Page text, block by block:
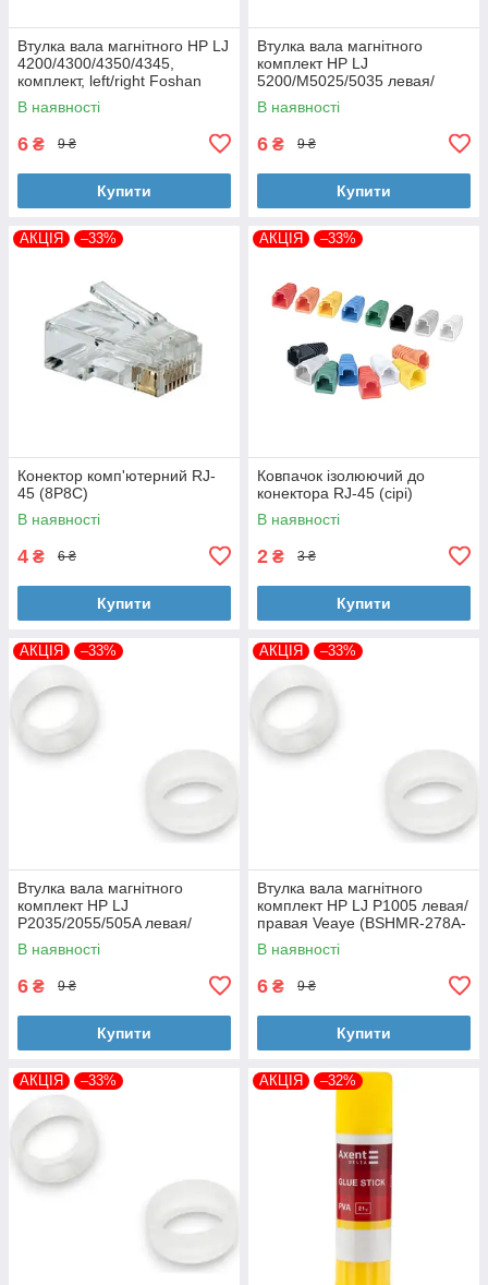
Втулка вала магнітного HP LJ
4200/4300/4350/4345,
комплект, left/right Foshan
(MAG-1338A-BSH-Foshan)
В наявності
6 ₴ 9 ₴
Купити
Втулка вала магнітного
комплект HP LJ
5200/M5025/5035 левая/
правая Foshan (MAG-7516A-
BSH-Foshan)
В наявності
6 ₴ 9 ₴
Купити
АКЦІЯ –33%
Конектор комп'ютерний RJ-
45 (8P8C)
В наявності
4 ₴ 6 ₴
Купити
АКЦІЯ –33%
Ковпачок ізолюючий до
конектора RJ-45 (сірі)
В наявності
2 ₴ 3 ₴
Купити
АКЦІЯ –33%
Втулка вала магнітного
комплект HP LJ
P2035/2055/505A левая/
правая Veaye (BSHMR-505A-
VE)
В наявності
6 ₴ 9 ₴
Купити
АКЦІЯ –33%
Втулка вала магнітного
комплект HP LJ P1005 левая/
правая Veaye (BSHMR-278A-
VE)
В наявності
6 ₴ 9 ₴
Купити
АКЦІЯ –33% АКЦІЯ –32%